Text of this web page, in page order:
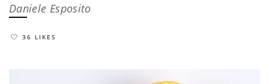
Daniele Esposito
36 LIKES